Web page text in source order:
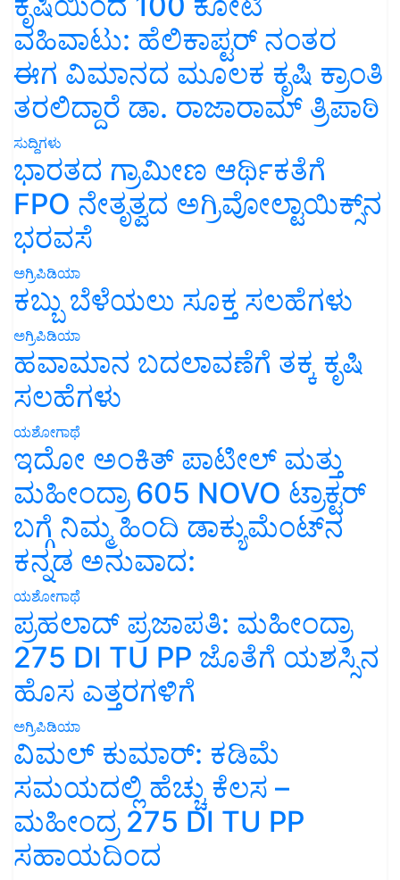
ವಹಿವಾಟು: ಹೆಲಿಕಾಪ್ಟರ್ ನಂತರ
ಈಗ ವಿಮಾನದ ಮೂಲಕ ಕೃಷಿ ಕ್ರಾಂತಿ
ತರಲಿದ್ದಾರೆ ಡಾ. ರಾಜಾರಾಮ್ ತ್ರಿಪಾಠಿ
ಸುದ್ದಿಗಳು
ಭಾರತದ ಗ್ರಾಮೀಣ ಆರ್ಥಿಕತೆಗೆ
FPO ನೇತೃತ್ವದ ಅಗ್ರಿವೋಲ್ಟಾಯಿಕ್ಸ್‌ನ
ಭರವಸೆ
ಅಗ್ರಿಪಿಡಿಯಾ
ಕಬ್ಬು ಬೆಳೆಯಲು ಸೂಕ್ತ ಸಲಹೆಗಳು
ಅಗ್ರಿಪಿಡಿಯಾ
ಹವಾಮಾನ ಬದಲಾವಣೆಗೆ ತಕ್ಕ ಕೃಷಿ
ಸಲಹೆಗಳು
ಯಶೋಗಾಥೆ
ಇದೋ ಅಂಕಿತ್ ಪಾಟೀಲ್ ಮತ್ತು
ಮಹೀಂದ್ರಾ 605 NOVO ಟ್ರಾಕ್ಟರ್
ಬಗ್ಗೆ ನಿಮ್ಮ ಹಿಂದಿ ಡಾಕ್ಯುಮೆಂಟ್‌ನ
ಕನ್ನಡ ಅನುವಾದ:
ಯಶೋಗಾಥೆ
ಪ್ರಹಲಾದ್ ಪ್ರಜಾಪತಿ: ಮಹೀಂದ್ರಾ
275 DI TU PP ಜೊತೆಗೆ ಯಶಸ್ಸಿನ
ಹೊಸ ಎತ್ತರಗಳಿಗೆ
ಅಗ್ರಿಪಿಡಿಯಾ
ವಿಮಲ್ ಕುಮಾರ್: ಕಡಿಮೆ
ಸಮಯದಲ್ಲಿ ಹೆಚ್ಚು ಕೆಲಸ –
ಮಹೀಂದ್ರ 275 DI TU PP
ಸಹಾಯದಿಂದ